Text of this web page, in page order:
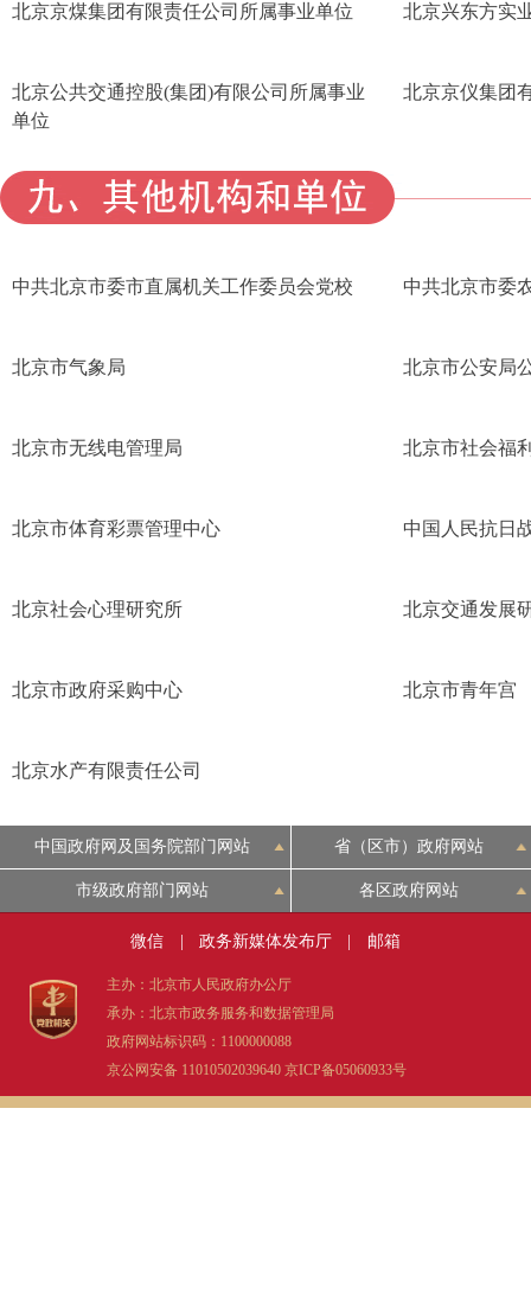
北京京煤集团有限责任公司所属事业单位 北京兴东方实
北京公共交通控股(集团)有限公司所属事业
单位
北京京仪集团
中共北京市委市直属机关工作委员会党校 中共北京市委
北京市气象局 北京市公安局
北京市无线电管理局 北京市社会福
北京市体育彩票管理中心 中国人民抗日
北京社会心理研究所 北京交通发展
北京市政府采购中心 北京市青年宫
北京水产有限责任公司
中国政府网及国务院部门网站 省（区市）政府网站
市级政府部门网站 各区政府网站
微信 政务新媒体发布厅 邮箱
主办：北京市人民政府办公厅
承办：北京市政务服务和数据管理局
政府网站标识码：1100000088
京公网安备 11010502039640 京ICP备05060933号